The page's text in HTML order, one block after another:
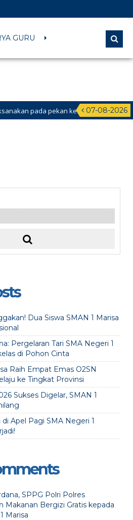
GURU
07-08-2026
pekan ke-2 Februari 2026 s.d ke-1
Dua Siswa SMAN 1 Marisa
Pergelaran Tari SMA Negeri 1
di Pohon Cinta
Raih Empat Emas O2SN
ke Tingkat Provinsi
Sukses Digelar, SMAN 1
Apel Pagi SMA Negeri 1
SPPG Polri Polres
Makanan Bergizi Gratis kepada
Marisa